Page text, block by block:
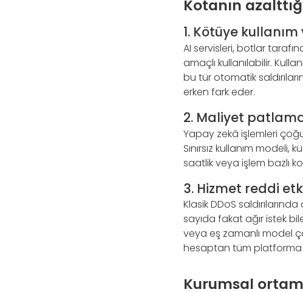
Kotanın
1. Kötüye
AI servisleri, botlar
amaçlı kullanılabilir.
bu tür otomatik
erken fark eder.
2. Maliyet
Yapay zekâ işlemleri
Sınırsız kullanım
saatlik veya işlem bazlı
3. Hizmet reddi
Klasik DDoS
sayıda fakat ağır istek
veya eş zamanlı model
hesaptan tüm platforma
Kurumsal